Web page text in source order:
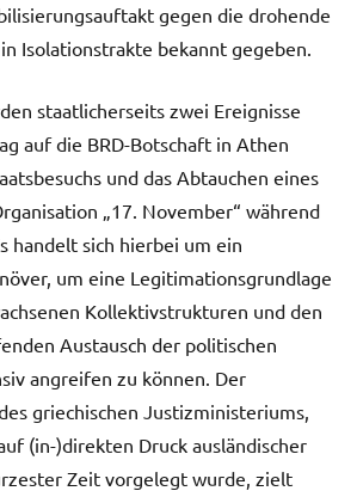
gegen die drohende
Isolationstrakte bekannt gegeben.
staatlicherseits zwei Ereignisse
auf die BRD-Botschaft in Athen
und das Abtauchen eines
„17. November“ während
handelt sich hierbei um ein
um eine Legitimationsgrundlage
Kollektivstrukturen und den
Austausch der politischen
angreifen zu können. Der
griechischen Justizministeriums,
(in-)direkten Druck ausländischer
Zeit vorgelegt wurde, zielt